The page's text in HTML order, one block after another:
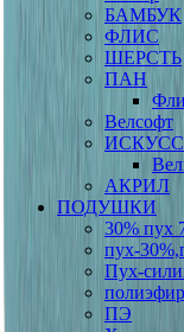
БАМБУК
ФЛИС
ШЕРСТЬ
ПАН
Велсофт
АКРИЛ
ПОДУШКИ
30% пух
пух-
Пух-
ПЭ